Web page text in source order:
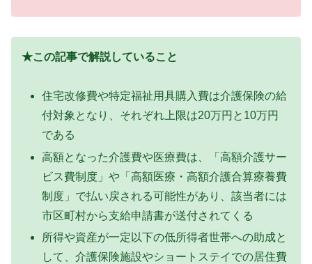
★この記事で解説していること
住宅改修費や特定福祉用具購入費は介護保険の給
付対象となり、それぞれ上限は20万円と10万円
である
高額となった介護費や医療費は、「高額介護サー
ビス費制度」や「高額医療・高額介護合算療養費
制度」で払い戻される可能性があり、該当者には
市区町村から支給申請書が送付されてくる
所得や資産が一定以下の低所得者世帯への助成と
して、介護保険施設やショートステイでの居住費